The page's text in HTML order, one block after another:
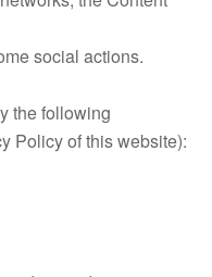
social actions.
the following
Policy of this website):